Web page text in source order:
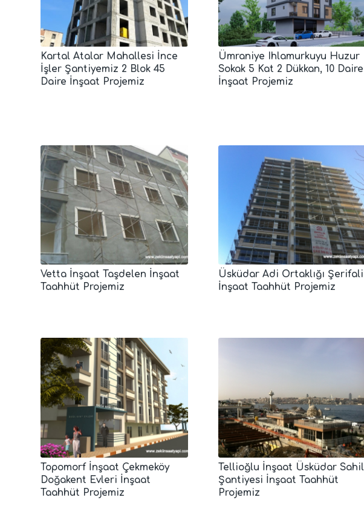
Kartal Atalar Mahallesi İnce
İşler Şantiyemiz 2 Blok 45
Daire İnşaat Projemiz
Ümraniye Ihlamurkuyu Huzur
Sokak 5 Kat 2 Dükkan, 10 Daire
İnşaat Projemiz
Vetta İnşaat Taşdelen İnşaat
Taahhüt Projemiz
Üsküdar Adi Ortaklığı Şerifali
İnşaat Taahhüt Projemiz
Topomorf İnşaat Çekmeköy
Doğakent Evleri İnşaat
Taahhüt Projemiz
Tellioğlu İnşaat Üsküdar Sahil
Şantiyesi İnşaat Taahhüt
Projemiz